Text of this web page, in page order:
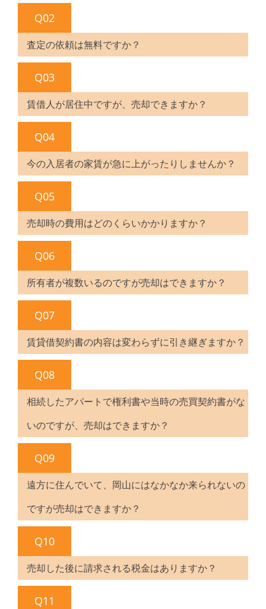
Q02
査定の依頼は無料ですか？
Q03
賃借人が居住中ですが、売却できますか？
Q04
今の入居者の家賃が急に上がったりしませんか？
Q05
売却時の費用はどのくらいかかりますか？
Q06
所有者が複数いるのですが売却はできますか？
Q07
賃貸借契約書の内容は変わらずに引き継ぎますか？
Q08
相続したアパートで権利書や当時の売買契約書がな
いのですが、売却はできますか？
Q09
遠方に住んでいて、岡山にはなかなか来られないの
ですが売却はできますか？
Q10
売却した後に請求される税金はありますか？
Q11